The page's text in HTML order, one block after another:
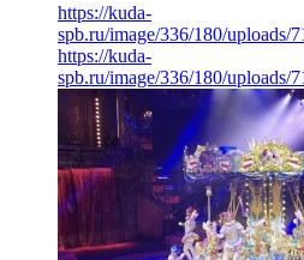
https://kuda-
spb.ru/image/336/180/uploads/
https://kuda-
spb.ru/image/336/180/uploads/